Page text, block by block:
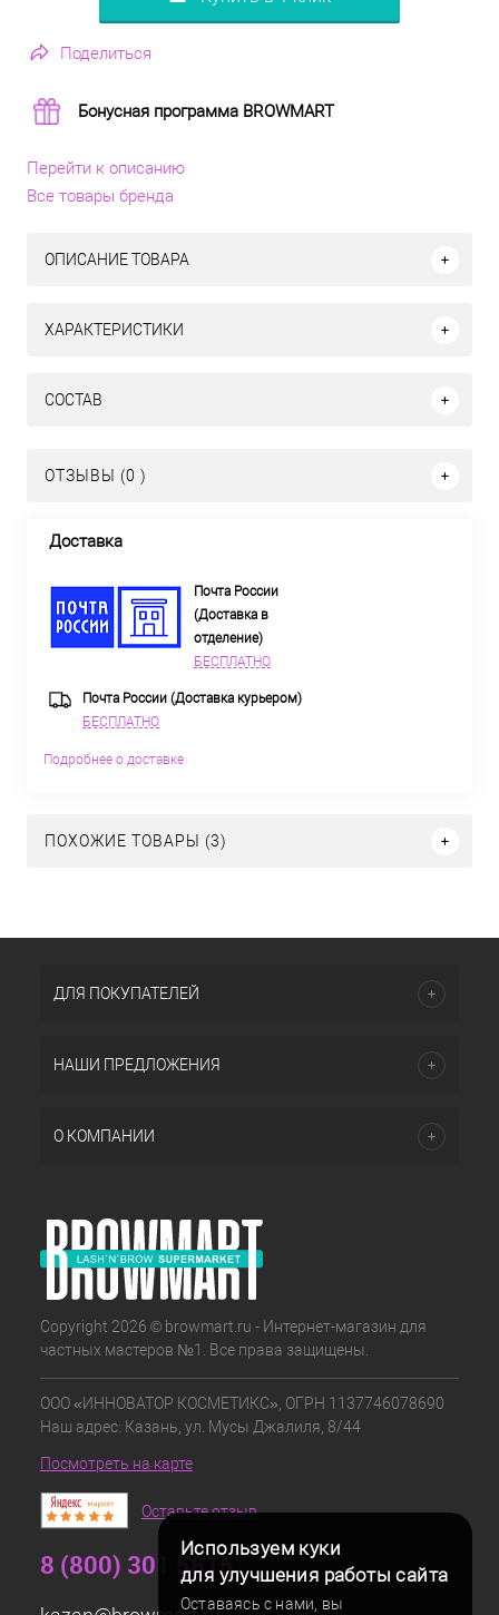
Поделиться
Бонусная программа BROWMART
Перейти к описанию
Все товары бренда
ОПИСАНИЕ ТОВАРА
ХАРАКТЕРИСТИКИ
СОСТАВ
ОТЗЫВЫ (0 )
Доставка
Почта России
(Доставка в
отделение)
БЕСПЛАТНО
Почта России (Доставка курьером)
БЕСПЛАТНО
Подробнее о доставке
ПОХОЖИЕ ТОВАРЫ (3)
Используем куки
для улучшения работы сайта
Оставаясь с нами, вы
ДЛЯ ПОКУПАТЕЛЕЙ
НАШИ ПРЕДЛОЖЕНИЯ
О КОМПАНИИ
Copyright 2026 © browmart.ru - Интернет-магазин для
частных мастеров №1. Все права защищены.
ООО «ИННОВАТОР КОСМЕТИКС», ОГРН 1137746078690
Наш адрес: Казань, ул. Мусы Джалиля, 8/44
Посмотреть на карте
Оставьте отзыв
8 (800) 301 5815